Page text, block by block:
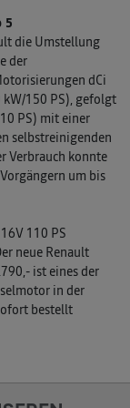
5
die Umstellung
der
dCi
kW/150 PS), gefolgt
PS) mit einer
selbstreinigenden
Verbrauch konnte
um bis
110 PS
neue Renault
ist eines der
in der
bestellt